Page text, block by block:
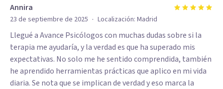
Annira
23 de septiembre de 2025 · Localización: Madrid
Llegué a Avance Psicólogos con muchas dudas sobre si la
terapia me ayudaría, y la verdad es que ha superado mis
expectativas. No solo me he sentido comprendida, también
he aprendido herramientas prácticas que aplico en mi vida
diaria. Se nota que se implican de verdad y eso marca la